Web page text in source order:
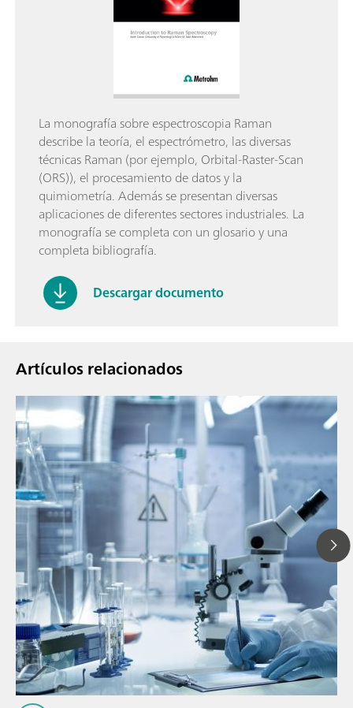
La monografía sobre espectroscopia Raman
describe la teoría, el espectrómetro, las diversas
técnicas Raman (por ejemplo, Orbital-Raster-Scan
(ORS)), el procesamiento de datos y la
quimiometría. Además se presentan diversas
aplicaciones de diferentes sectores industriales. La
monografía se completa con un glosario y una
completa bibliografía.
Descargar documento
Artículos relacionados
// Blog post
// Infrarojo cercano (NIR)
// Medición directa